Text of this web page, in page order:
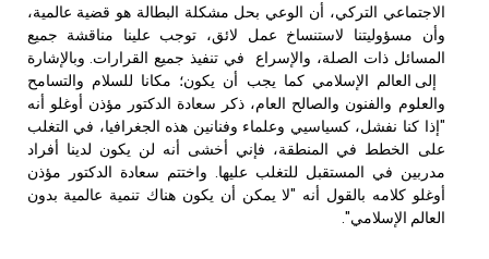
الاجتماعي التركي، أن الوعي بحل مشكلة البطالة هو قضية عالمية،
وأن مسؤوليتنا لاستنساخ عمل لائق، توجب علينا مناقشة جميع
المسائل ذات الصلة، والإسراع في تنفيذ جميع القرارات. وبالإشارة
إلى العالم الإسلامي كما يجب أن يكون؛ مكانا للسلام والتسامح
والعلوم والفنون والصالح العام، ذكر سعادة الدكتور مؤذن أوغلو أنه
"إذا كنا نفشل، كسياسيي وعلماء وفنانين هذه الجغرافيا، في التغلب
على الخطط في المنطقة، فإني أخشى أنه لن يكون لدينا أفراد
مدربين في المستقبل للتغلب عليها. واختتم سعادة الدكتور مؤذن
أوغلو كلامه بالقول أنه "لا يمكن أن يكون هناك تنمية عالمية بدون
العالم الإسلامي".